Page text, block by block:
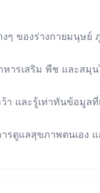
งๆ ของร่างกายมนุษ
หารเสริม พืช และสมุ
า และรู้เท่าทันข้อมูล
รดูแลสุขภาพตนเอง